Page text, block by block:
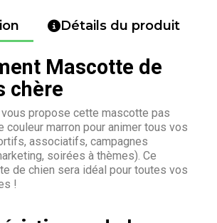
Détails du produit
Mascotte de
chère
propose cette mascotte pas
couleur marron pour animer tous vos
associatifs, campagnes
soirées à thèmes). Ce
de chien sera idéal pour toutes vos
!